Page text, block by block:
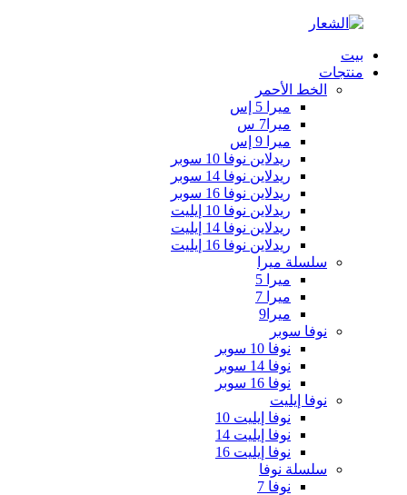
بيت
منتجات
الخط الأحمر
ميرا 5 إس
ميرا7 س
ميرا 9 إس
ريدلاين نوفا 10 سوبر
ريدلاين نوفا 14 سوبر
ريدلاين نوفا 16 سوبر
ريدلاين نوفا 10 إيليت
ريدلاين نوفا 14 إيليت
ريدلاين نوفا 16 إيليت
سلسلة ميرا
ميرا 5
ميرا 7
ميرا9
نوفا سوبر
نوفا 10 سوبر
نوفا 14 سوبر
نوفا 16 سوبر
نوفا إيليت
نوفا إيليت 10
نوفا إيليت 14
نوفا إيليت 16
سلسلة نوفا
نوفا 7